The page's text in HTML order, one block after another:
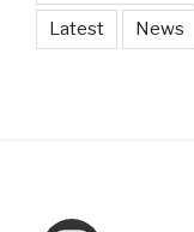
Latest News